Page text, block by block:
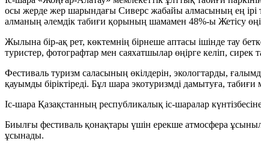
осы жерде жер шарындағы Сиверс жабайы алмасының ең ірі
алманың әлемдік табиғи қорының шамамен 48%-ы Жетісу
Жылына бір-ақ рет, көктемнің бірнеше аптасы ішінде тау
туристер, фотографтар мен саяхатшылар өңірге келіп,
Фестиваль туризм саласының өкілдерін, экологтарды,
қауымды біріктіреді. Бұл шара экотуризмді дамытуға,
Іс-шара Қазақстанның республикалық іс-шаралар
Биылғы фестиваль қонақтары үшін ерекше атмосфера
ұсынады.